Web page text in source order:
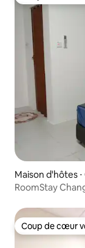
Maison d'hôtes
RoomStay
Coup de cœur
Coup de cœur